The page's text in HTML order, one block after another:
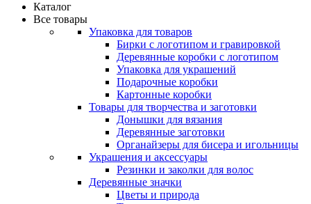
Каталог
Все товары
Упаковка для товаров
Бирки с логотипом и гравировкой
Деревянные коробки с логотипом
Упаковка для украшений
Подарочные коробки
Картонные коробки
Товары для творчества и заготовки
Донышки для вязания
Деревянные заготовки
Органайзеры для бисера и игольницы
Украшения и аксессуары
Резинки и заколки для волос
Деревянные значки
Цветы и природа